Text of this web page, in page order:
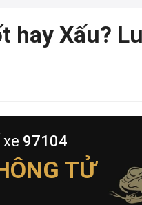
hay Xấu?
97104
TỬ